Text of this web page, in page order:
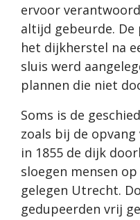
ervoor
altijd gebeurde.
het dijkherstel na
sluis werd
plannen die niet
Soms is de
zoals bij de
in 1855 de dijk
sloegen mensen
gelegen Utrecht.
gedupeerden vrij